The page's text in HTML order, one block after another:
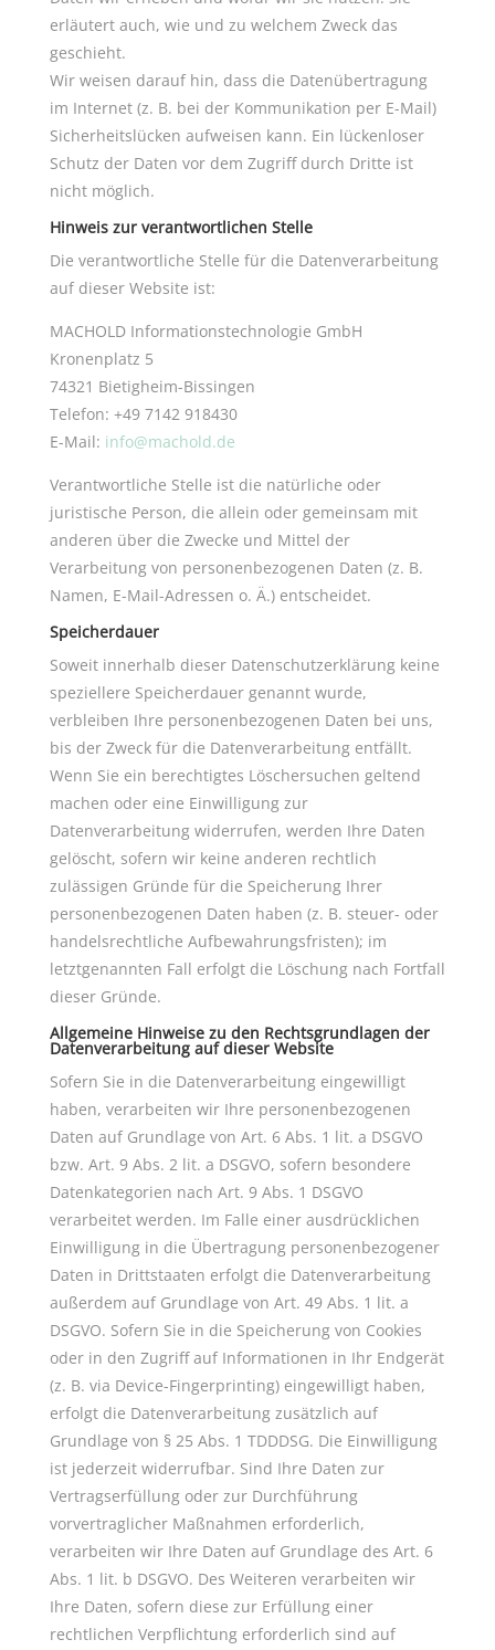
erläutert auch, wie und zu welchem Zweck das
geschieht.
Wir weisen darauf hin, dass die Datenübertragung
im Internet (z. B. bei der Kommunikation per E-Mail)
Sicherheitslücken aufweisen kann. Ein lückenloser
Schutz der Daten vor dem Zugriff durch Dritte ist
nicht möglich.
Hinweis zur verantwortlichen Stelle
Die verantwortliche Stelle für die Datenverarbeitung
auf dieser Website ist:
MACHOLD Informationstechnologie GmbH
Kronenplatz 5
74321 Bietigheim-Bissingen
Telefon: +49 7142 918430
E-Mail: info@machold.de
Verantwortliche Stelle ist die natürliche oder
juristische Person, die allein oder gemeinsam mit
anderen über die Zwecke und Mittel der
Verarbeitung von personenbezogenen Daten (z. B.
Namen, E-Mail-Adressen o. Ä.) entscheidet.
Speicherdauer
Soweit innerhalb dieser Datenschutzerklärung keine
speziellere Speicherdauer genannt wurde,
verbleiben Ihre personenbezogenen Daten bei uns,
bis der Zweck für die Datenverarbeitung entfällt.
Wenn Sie ein berechtigtes Löschersuchen geltend
machen oder eine Einwilligung zur
Datenverarbeitung widerrufen, werden Ihre Daten
gelöscht, sofern wir keine anderen rechtlich
zulässigen Gründe für die Speicherung Ihrer
personenbezogenen Daten haben (z. B. steuer- oder
handelsrechtliche Aufbewahrungsfristen); im
letztgenannten Fall erfolgt die Löschung nach Fortfall
dieser Gründe.
Allgemeine Hinweise zu den Rechtsgrundlagen der
Datenverarbeitung auf dieser Website
Sofern Sie in die Datenverarbeitung eingewilligt
haben, verarbeiten wir Ihre personenbezogenen
Daten auf Grundlage von Art. 6 Abs. 1 lit. a DSGVO
bzw. Art. 9 Abs. 2 lit. a DSGVO, sofern besondere
Datenkategorien nach Art. 9 Abs. 1 DSGVO
verarbeitet werden. Im Falle einer ausdrücklichen
Einwilligung in die Übertragung personenbezogener
Daten in Drittstaaten erfolgt die Datenverarbeitung
außerdem auf Grundlage von Art. 49 Abs. 1 lit. a
DSGVO. Sofern Sie in die Speicherung von Cookies
oder in den Zugriff auf Informationen in Ihr Endgerät
(z. B. via Device-Fingerprinting) eingewilligt haben,
erfolgt die Datenverarbeitung zusätzlich auf
Grundlage von § 25 Abs. 1 TDDDSG. Die Einwilligung
ist jederzeit widerrufbar. Sind Ihre Daten zur
Vertragserfüllung oder zur Durchführung
vorvertraglicher Maßnahmen erforderlich,
verarbeiten wir Ihre Daten auf Grundlage des Art. 6
Abs. 1 lit. b DSGVO. Des Weiteren verarbeiten wir
Ihre Daten, sofern diese zur Erfüllung einer
rechtlichen Verpflichtung erforderlich sind auf